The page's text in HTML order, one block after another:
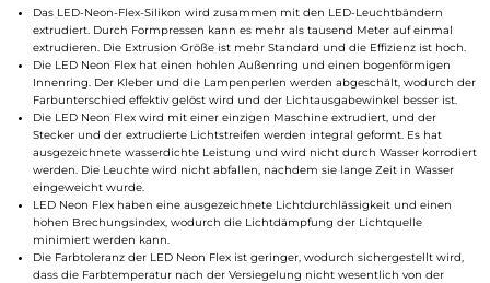
Das LED-Neon-Flex-Silikon wird zusammen mit den LED-Leuchtbändern
extrudiert. Durch Formpressen kann es mehr als tausend Meter auf einmal
extrudieren. Die Extrusion Größe ist mehr Standard und die Effizienz ist hoch.
Die LED Neon Flex hat einen hohlen Außenring und einen bogenförmigen
Innenring. Der Kleber und die Lampenperlen werden abgeschält, wodurch der
Farbunterschied effektiv gelöst wird und der Lichtausgabewinkel besser ist.
Die LED Neon Flex wird mit einer einzigen Maschine extrudiert, und der
Stecker und der extrudierte Lichtstreifen werden integral geformt. Es hat
ausgezeichnete wasserdichte Leistung und wird nicht durch Wasser korrodiert
werden. Die Leuchte wird nicht abfallen, nachdem sie lange Zeit in Wasser
eingeweicht wurde.
LED Neon Flex haben eine ausgezeichnete Lichtdurchlässigkeit und einen
hohen Brechungsindex, wodurch die Lichtdämpfung der Lichtquelle
minimiert werden kann.
Die Farbtoleranz der LED Neon Flex ist geringer, wodurch sichergestellt wird,
dass die Farbtemperatur nach der Versiegelung nicht wesentlich von der